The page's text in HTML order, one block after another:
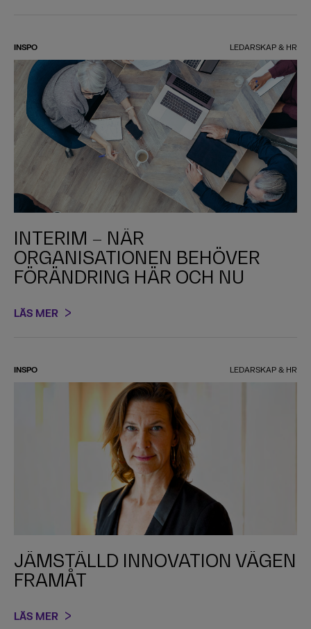
INSPO LEDARSKAP & HR
INTERIM – NÄR
ORGANISATIONEN BEHÖVER
FÖRÄNDRING HÄR OCH NU
LÄS MER
INSPO LEDARSKAP & HR
JÄMSTÄLLD INNOVATION VÄGEN
FRAMÅT
LÄS MER